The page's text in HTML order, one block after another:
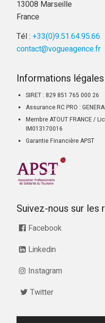
13008 Marseille
France
Tél : +33(0)9.51.64.95.66
contact@vogueagence.fr
Informations légales
SIRET : 829 851 765 000 26
Assurance RC PRO :
Membre ATOUT FRANCE /
IM013170016
Garantie Financière APST
Suivez-nous sur les
Facebook
Linkedin
Instagram
Twitter